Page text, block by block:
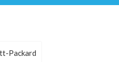
Packard